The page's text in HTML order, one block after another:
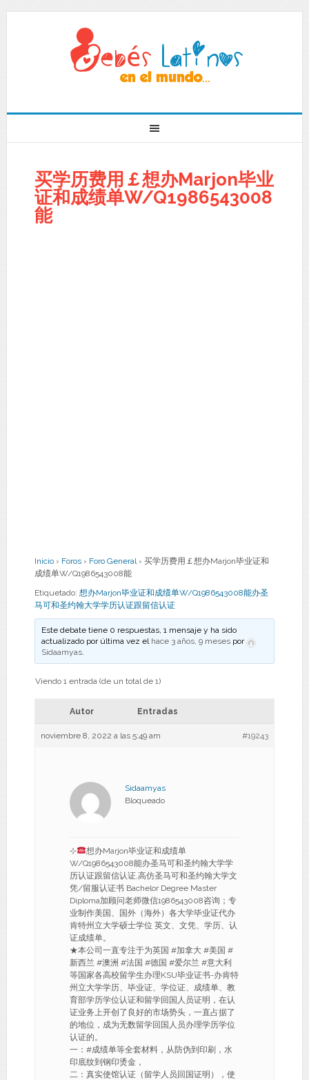
买学历费用￡想办Marjon毕业
证和成绩单W/Q1986543008
能
Inicio › Foros › Foro General › 买学历费用￡想办Marjon毕业证和
成绩单W/Q1986543008能
Etiquetado: 想办Marjon毕业证和成绩单W/Q1986543008能办圣
马可和圣约翰大学学历认证跟留信认证
Este debate tiene 0 respuestas, 1 mensaje y ha sido
actualizado por última vez el hace 3 años, 9 meses por
Sidaamyas.
Viendo 1 entrada (de un total de 1)
Autor Entradas
noviembre 8, 2022 a las 5:49 am #19243
Sidaamyas
Bloqueado
⊹
想办Marjon毕业证和成绩单
W/Q1986543008能办圣马可和圣约翰大学学
历认证跟留信认证,高仿圣马可和圣约翰大学文
凭/留服认证书 Bachelor Degree Master
Diploma加顾问老师微信1986543008咨询；专
业制作美国、国外（海外）各大学毕业证代办
肯特州立大学硕士学位 英文、文凭、学历、认
证成绩单。
★本公司一直专注于为英国 #加拿大 #美国 #
新西兰 #澳洲 #法国 #德国 #爱尔兰 #意大利
等国家各高校留学生办理KSU毕业证书-办肯特
州立大学学历、毕业证、学位证、成绩单、教
育部学历学位认证和留学回国人员证明，在认
证业务上开创了良好的市场势头，一直占据了
的地位，成为无数留学回国人员办理学历学位
认证的。
一：#成绩单等全套材料，从防伪到印刷，水
印底纹到钢印烫金，
二：真实使馆认证（留学人员回国证明），使